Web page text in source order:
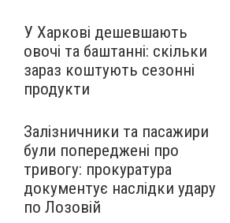
У Харкові дешевшають
овочі та баштанні: скільки
зараз коштують сезонні
продукти
Залізничники та пасажири
були попереджені про
тривогу: прокуратура
документує наслідки удару
по Лозовій